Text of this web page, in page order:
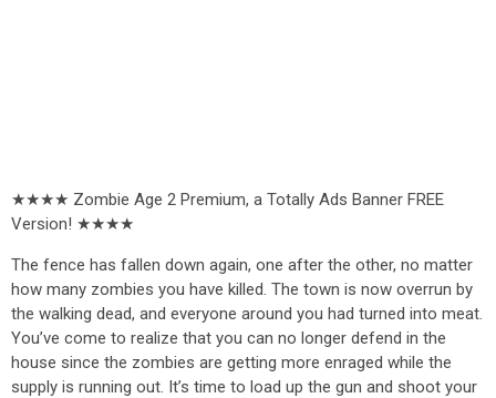
★★★★ Zombie Age 2 Premium, a Totally Ads Banner FREE
Version! ★★★★
The fence has fallen down again, one after the other, no matter
how many zombies you have killed. The town is now overrun by
the walking dead, and everyone around you had turned into meat.
You’ve come to realize that you can no longer defend in the
house since the zombies are getting more enraged while the
supply is running out. It’s time to load up the gun and shoot your